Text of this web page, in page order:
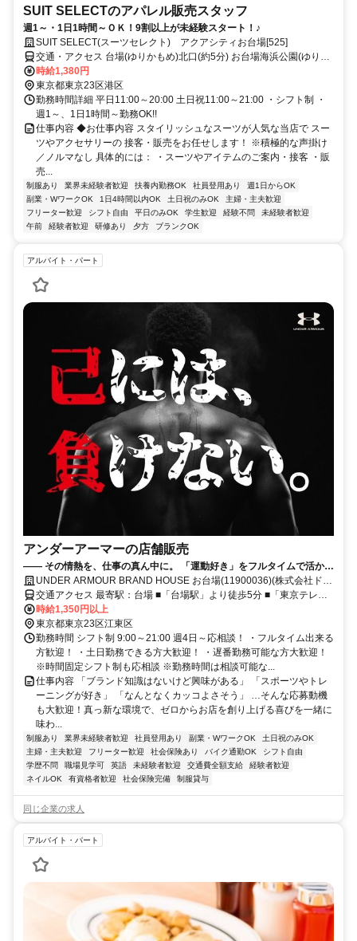
SUIT SELECTのアパレル販売スタッフ
週1～・1日1時間～ＯＫ！9割以上が未経験スタート！♪
SUIT SELECT(スーツセレクト) アクアシティお台場[525]
交通・アクセス 台場(ゆりかもめ)北口(約5分) お台場海浜公園(ゆりか
もめ)北口(約8分) 東京テレポート(りんかい線)B出口(約9分)
時給1,380円
東京都東京23区港区
勤務時間詳細 平日11:00～20:00 土日祝11:00～21:00 ・シフト制 ・
週1～、1日1時間～勤務OK!!
仕事内容 ◆お仕事内容 スタイリッシュなスーツが人気な当店で スー
ツやアクセサリーの 接客・販売をお任せします！ ※積極的な声掛け
／ノルマなし 具体的には： ・スーツやアイテムのご案内・接客 ・販
売...
制服あり 業界未経験者歓迎 扶養内勤務OK 社員登用あり
週1日からOK
副業・WワークOK
1日4時間以内OK 土日祝のみOK
主婦・主夫歓迎
フリーター歓迎
シフト自由 平日のみOK 学生歓迎 経験不問
未経験者歓迎
午前
経験者歓迎 研修あり 夕方 ブランクOK
アルバイト・パート
アンダーアーマーの店舗販売
—— その情熱を、仕事の真ん中に。 「運動好き」をフルタイムで活かし
ませんか？**
UNDER ARMOUR BRAND HOUSE お台場(11900036)(株式会社ドー
ム)
交通アクセス 最寄駅：台場 ■「台場駅」より徒歩5分 ■「東京テレポ
ート駅」B出口より徒歩3分 ※駐車場あり
時給1,350円以上
東京都東京23区江東区
勤務時間 シフト制 9:00～21:00 週4日～応相談！ ・フルタイム出来る
方歓迎！ ・土日勤務できる方大歓迎！ ・遅番勤務可能な方大歓迎！
※時間固定シフト制も応相談 ※勤務時間は相談可能な...
仕事内容 「ブランド知識はないけど興味がある」 「スポーツやトレ
ーニングが好き」 「なんとなくカッコよさそう」 …そんな応募動機
も大歓迎！真っ新な環境で、ゼロからお店を創り上げる喜びを一緒に
味わ...
制服あり 業界未経験者歓迎 社員登用あり 副業・WワークOK
土日祝のみOK
主婦・主夫歓迎
フリーター歓迎 社会保険あり バイク通勤OK
シフト自由
学歴不問
職場見学可 英語 未経験者歓迎 交通費全額支給
経験者歓迎
ネイルOK
有資格者歓迎 社会保険完備 制服貸与
同じ企業の求人
アルバイト・パート